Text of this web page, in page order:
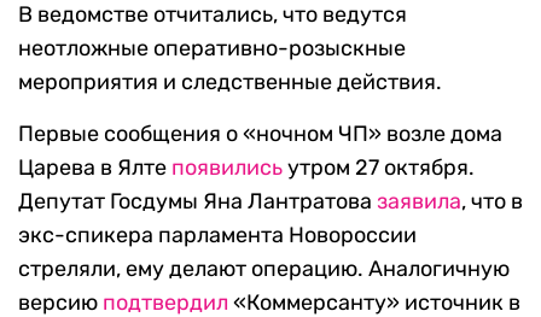
В ведомстве отчитались, что ведутся
неотложные оперативно-розыскные
мероприятия и следственные действия.
Первые сообщения о «ночном ЧП» возле дома
Царева в Ялте появилисьутром 27 октября.
Депутат Госдумы Яна Лантратова заявила, что в
экс-спикера парламента Новороссии
стреляли, ему делают операцию. Аналогичную
версию подтвердил «Коммерсанту» источник в